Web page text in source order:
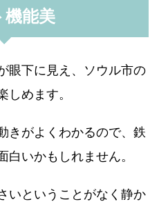
能美
眼下に見え、ソウル市の
しめます。
きがよくわかるので、鉄
いかもしれません。
いということがなく静か